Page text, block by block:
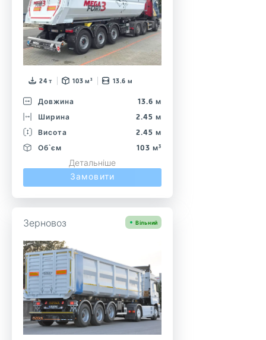
24 т 103 м³ 13.6 м
Довжина
13.6 м
Ширина
2.45 м
Висота
2.45 м
Об`єм
103 м³
Детальніше
Замовити
Зерновоз Вільний